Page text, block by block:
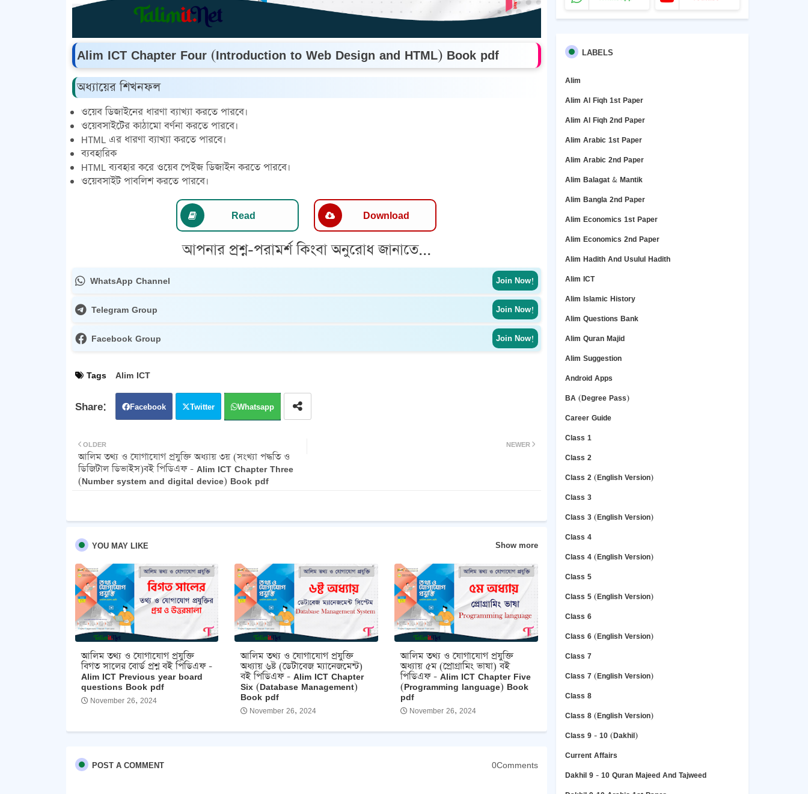
Alim ICT Chapter Four (Introduction to Web Design and HTML) Book pdf
অধ্যায়ের শিখনফল
ওয়েব ডিজাইনের ধারণা ব্যাখ্যা করতে পারবে।
ওয়েবসাইটের কাঠামো বর্ণনা করতে পারবে।
HTML এর ধারণা ব্যাখ্যা করতে পারবে।
ব্যবহারিক
HTML ব্যবহার করে ওয়েব পেইজ ডিজাইন করতে পারবে।
ওয়েবসাইট পাবলিশ করতে পারবে।
Read Download
আপনার প্রশ্ন-পরামর্শ কিংবা অনুরোধ জানাতে...
WhatsApp Channel Join Now!
Telegram Group Join Now!
Facebook Group Join Now!
Tags Alim ICT
Facebook Twitter Whatsapp
NEWER
OLDER
আলিম তথ্য ও যোগাযোগ প্রযুক্তি অধ্যায় ৩য় (সংখ্যা পদ্ধতি ও
ডিজিটাল ডিভাইস)বই পিডিএফ - Alim ICT Chapter Three
(Number system and digital device) Book pdf
YOU MAY LIKE Show more
আলিম তথ্য ও যোগাযোগ প্রযুক্তি
বিগত সালের বোর্ড প্রশ্ন বই পিডিএফ -
Alim ICT Previous year board
questions Book pdf
November 26, 2024
আলিম তথ্য ও যোগাযোগ প্রযুক্তি
অধ্যায় ৬ষ্ট (ডেটাবেজ ম্যানেজমেন্ট)
বই পিডিএফ - Alim ICT Chapter
Six (Database Management)
Book pdf
November 26, 2024
আলিম তথ্য ও যোগাযোগ প্রযুক্তি
অধ্যায় ৫ম (প্রোগ্রামিং ভাষা) বই
পিডিএফ - Alim ICT Chapter Five
(Programming language) Book
pdf
November 26, 2024
POST A COMMENT 0Comments
LABELS
Alim
Alim Al Fiqh 1st Paper
Alim Al Fiqh 2nd Paper
Alim Arabic 1st Paper
Alim Arabic 2nd Paper
Alim Balagat & Mantik
Alim Bangla 2nd Paper
Alim Economics 1st Paper
Alim Economics 2nd Paper
Alim Hadith And Usulul Hadith
Alim ICT
Alim Islamic History
Alim Questions Bank
Alim Quran Majid
Alim Suggestion
Android Apps
BA (Degree Pass)
Career Guide
Class 1
Class 2
Class 2 (English Version)
Class 3
Class 3 (English Version)
Class 4
Class 4 (English Version)
Class 5
Class 5 (English Version)
Class 6
Class 6 (English Version)
Class 7
Class 7 (English Version)
Class 8
Class 8 (English Version)
Class 9 - 10 (Dakhil)
Current Affairs
Dakhil 9 - 10 Quran Majeed And Tajweed